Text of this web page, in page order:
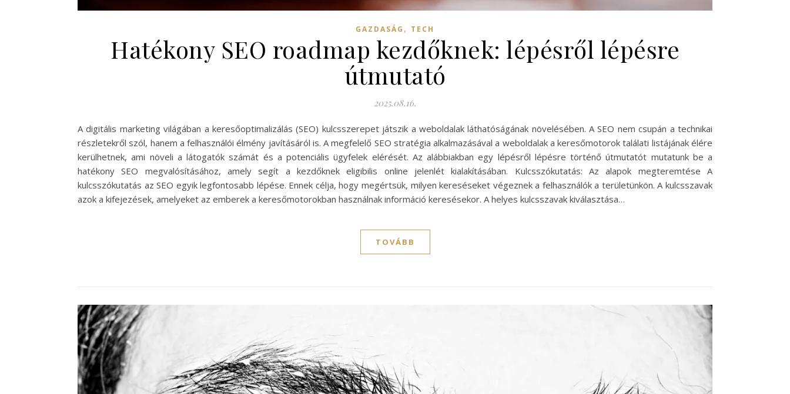
GAZDASÁG , TECH
Hatékony SEO roadmap kezdőknek: lépésről lépésre
útmutató
2025.08.16.
A digitális marketing világában a keresőoptimalizálás (SEO) kulcsszerepet játszik a weboldalak láthatóságának növelésében. A SEO nem csupán a technikai
részletekről szól, hanem a felhasználói élmény javításáról is. A megfelelő SEO stratégia alkalmazásával a weboldalak a keresőmotorok találati listájának élére
kerülhetnek, ami növeli a látogatók számát és a potenciális ügyfelek elérését. Az alábbiakban egy lépésről lépésre történő útmutatót mutatunk be a
hatékony SEO megvalósításához, amely segít a kezdőknek eligibilis online jelenlét kialakításában. Kulcsszókutatás: Az alapok megteremtése A
kulcsszókutatás az SEO egyik legfontosabb lépése. Ennek célja, hogy megértsük, milyen kereséseket végeznek a felhasználók a területünkön. A kulcsszavak
azok a kifejezések, amelyeket az emberek a keresőmotorokban használnak információ keresésekor. A helyes kulcsszavak kiválasztása…
TOVÁBB